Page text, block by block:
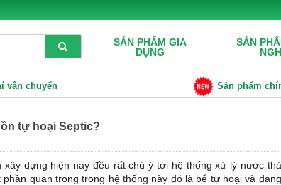
SẢN PHẨM GIA
DỤNG
SẢN
vận chuyển Sản phẩm
tự hoại Septic?
xây dựng hiện nay đều rất chú ý tới hệ thống xử lý nước
quan trong trong hệ thống này đó là bể tự hoại và